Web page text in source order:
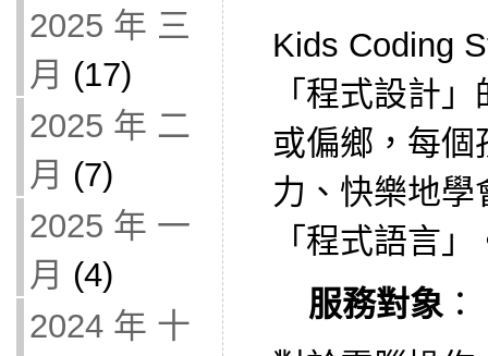
2025 年 三
月 (17)
2025 年 二
月 (7)
2025 年 一
月 (4)
2024 年 十
Kids Coding
「程式設計
或偏鄉，每個
力、快樂地學
「程式語言」
服務對象：